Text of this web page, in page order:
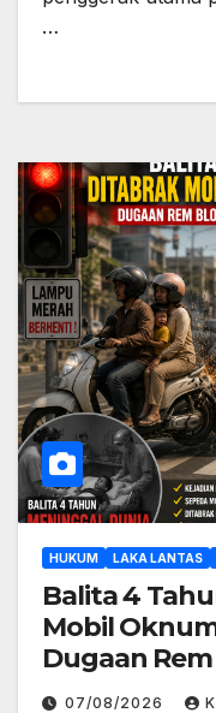
…
HUKUM LAKA LANTAS
Balita 4
Mobil
Dugaan
Propam
07/08/2026